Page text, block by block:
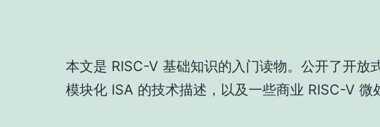
本文是 RISC-V 基础知识的入门读物。公开了开放
模块化 ISA 的技术描述，以及一些商业 RISC-V 微